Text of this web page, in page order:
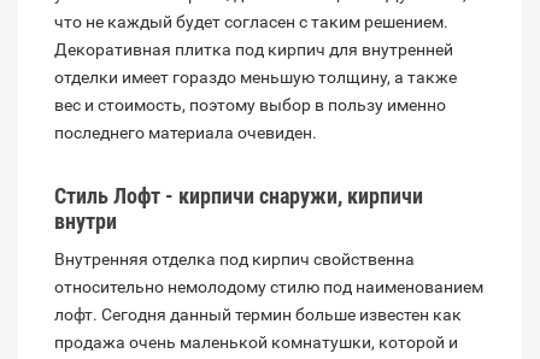
что не каждый будет согласен с таким решением.
Декоративная плитка под кирпич для внутренней
отделки имеет гораздо меньшую толщину, а также
вес и стоимость, поэтому выбор в пользу именно
последнего материала очевиден.
Стиль Лофт - кирпичи снаружи, кирпичи
внутри
Внутренняя отделка под кирпич свойственна
относительно немолодому стилю под наименованием
лофт. Сегодня данный термин больше известен как
продажа очень маленькой комнатушки, которой и